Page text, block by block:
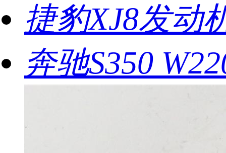
捷豹XJ8发动
奔驰S350